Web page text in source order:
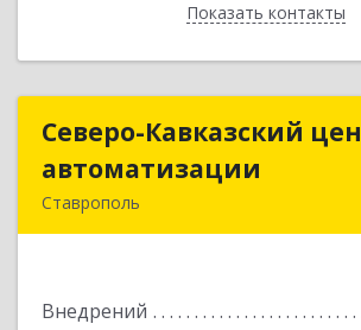
Показать контакты
Назад
Северо-Кавказский
автоматизации
Ставрополь
Внедрений
Северо-